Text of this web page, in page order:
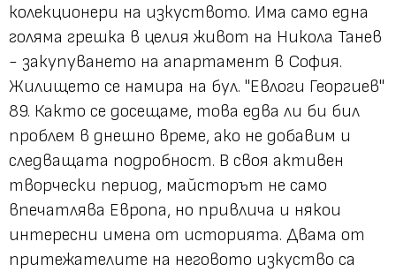
колекционери на изкуството. Има само една
голяма грешка в целия живот на Никола Танев
- закупуването на апартамент в София.
Жилището се намира на бул. "Евлоги Георгиев"
89. Както се досещаме, това едва ли би бил
проблем в днешно време, ако не добавим и
следващата подробност. В своя активен
творчески период, майсторът не само
впечатлява Европа, но привлича и някои
интересни имена от историята. Двама от
притежателите на неговото изкуство са